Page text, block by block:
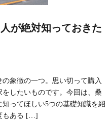
が絶対知っておきた
象徴の一つ。思い切って購入
したいものです。今回は、桑
ってほしい5つの基礎知識を紹
もある […]